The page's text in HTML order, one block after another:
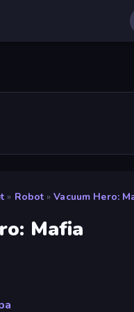
» Robot » Vacuum Hero:
Mafia